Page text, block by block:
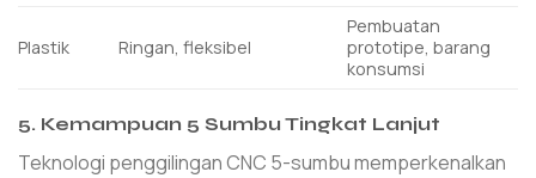
Plastik Ringan, fleksibel
Pembuatan
prototipe, barang
konsumsi
5. Kemampuan 5 Sumbu Tingkat Lanjut
Teknologi penggilingan CNC 5-sumbu memperkenalkan